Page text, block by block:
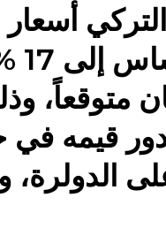
متوقعاً،
قيمه في